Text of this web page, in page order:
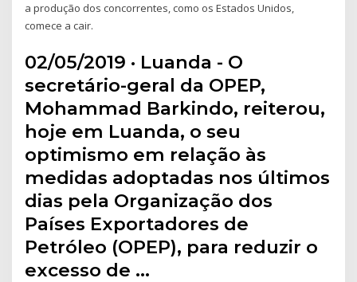
a produção dos concorrentes, como os Estados Unidos,
comece a cair.
02/05/2019 · Luanda - O
secretário-geral da OPEP,
Mohammad Barkindo, reiterou,
hoje em Luanda, o seu
optimismo em relação às
medidas adoptadas nos últimos
dias pela Organização dos
Países Exportadores de
Petróleo (OPEP), para reduzir o
excesso de …